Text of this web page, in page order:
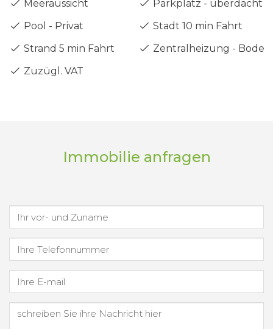
Meeraussicht
Parkplatz - überdacht
Pool - Privat
Stadt 10 min Fahrt
Strand 5 min Fahrt
Zentralheizung - Boden
Zuzügl. VAT
Immobilie anfragen